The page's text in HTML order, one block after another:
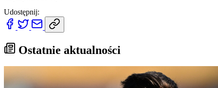
Udostępnij:
Ostatnie aktualności